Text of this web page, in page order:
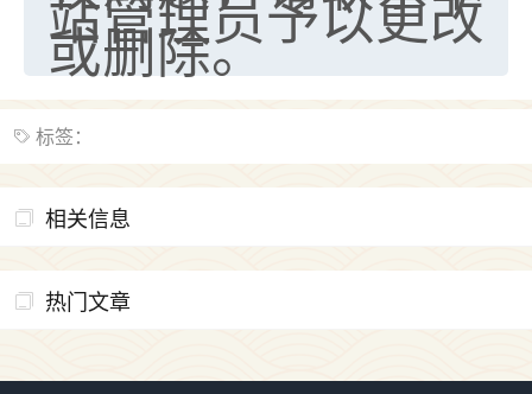
站管理员予以更改
或删除。
标签：
相关信息
热门文章